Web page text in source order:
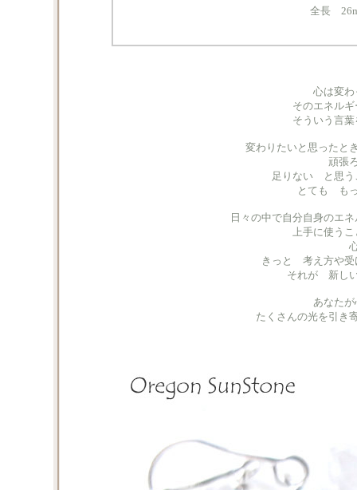
全長
心は変
そのエネル
そういう言
変わりたいと思ったと
頑張
足りない と思う
とても も
日々の中で自分自身のエ
上手に使う
きっと 考え方や
それが 新し
あなた
たくさんの光を引き